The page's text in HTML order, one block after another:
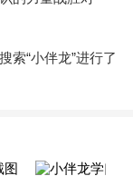
索“小伴龙”进行了